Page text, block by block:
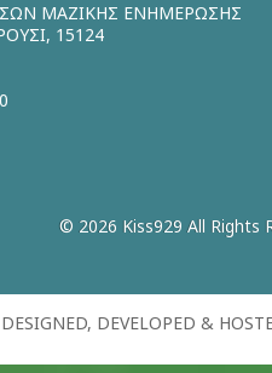
ΜΑΖΙΚΗΣ ΕΝΗΜΕΡΩΣΗΣ
15124
© 2026 Kiss929 All Rights
DESIGNED, DEVELOPED &